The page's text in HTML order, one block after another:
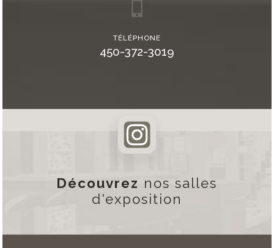
TÉLÉPHONE
450-372-3019
Découvrez nos salles
d'exposition